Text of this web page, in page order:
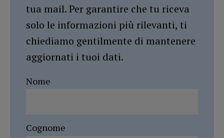
tua mail. Per garantire che tu riceva
solo le informazioni più rilevanti, ti
chiediamo gentilmente di mantenere
aggiornati i tuoi dati.
Nome
Cognome